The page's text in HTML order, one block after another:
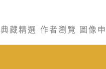
典藏精選 作者瀏覽 圖像